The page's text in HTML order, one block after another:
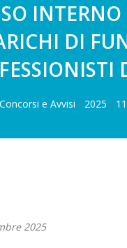
DI
Concorsi e Avvisi / 2025 / 11
2025